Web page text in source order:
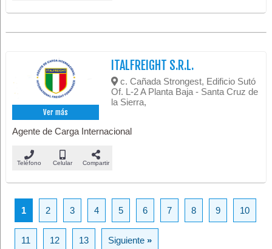
Ver más
ITALFREIGHT S.R.L.
c. Cañada Strongest, Edificio Sutó
Of. L-2 A Planta Baja - Santa Cruz de
la Sierra,
Agente de Carga Internacional
Teléfono Celular Compartir
1 2 3 4 5 6 7 8 9 10
11 12 13 Siguiente»